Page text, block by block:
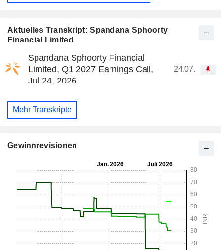
Aktuelles Transkript: Spandana Sphoorty
Financial Limited
Spandana Sphoorty Financial
Limited, Q1 2027 Earnings Call,
Jul 24, 2026
24.07.
Mehr Transkripte
Gewinnrevisionen